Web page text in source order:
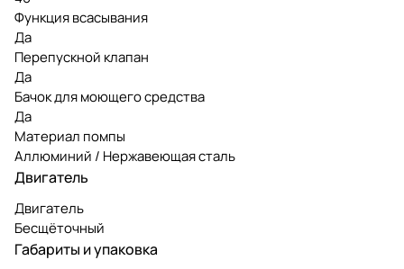
Функция всасывания
Да
Перепускной клапан
Да
Бачок для моющего средства
Да
Материал помпы
Аллюминий / Нержавеющая сталь
Двигатель
Двигатель
Бесщёточный
Габариты и упаковка